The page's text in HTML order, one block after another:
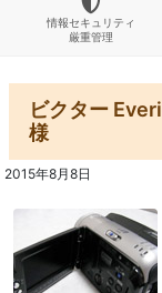
情報セキュリティ
厳重管理
ビクター
様
2015年8月8日